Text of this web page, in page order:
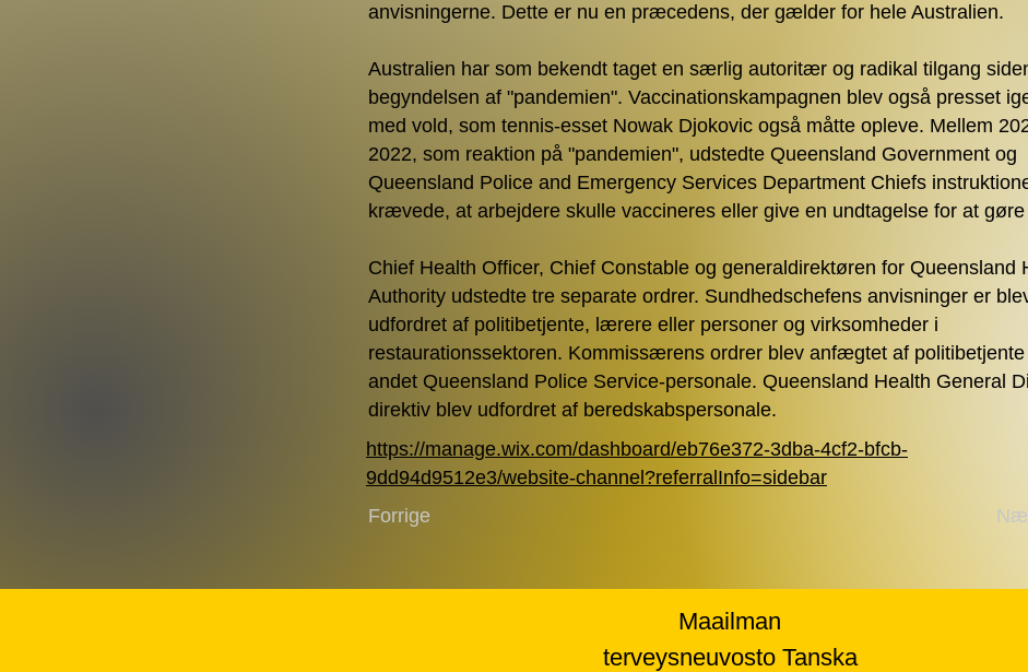
​​anvisningerne. Dette er nu en præcedens, der gælder for hele Australien.
Australien har som bekendt taget en særlig autoritær og radikal tilgang
begyndelsen af ​​"pandemien". Vaccinationskampagnen blev også presset
med vold, som tennis-esset Nowak Djokovic også måtte opleve. Mellem
2022, som reaktion på "pandemien", udstedte Queensland Government og
Queensland Police and Emergency Services Department Chiefs
krævede, at arbejdere skulle vaccineres eller give en undtagelse for at gøre
Chief Health Officer, Chief Constable og generaldirektøren for Queensland
Authority udstedte tre separate ordrer. Sundhedschefens anvisninger er
udfordret af politibetjente, lærere eller personer og virksomheder i
restaurationssektoren. Kommissærens ordrer blev anfægtet af politibetjente
andet Queensland Police Service-personale. Queensland Health General
direktiv blev udfordret af beredskabspersonale.
https://manage.wix.com/dashboard/eb76e372-3dba-4cf2-bfcb-
9dd94d9512e3/website-channel?referralInfo=sidebar
Forrige
Maailman
terveysneuvosto Tanska